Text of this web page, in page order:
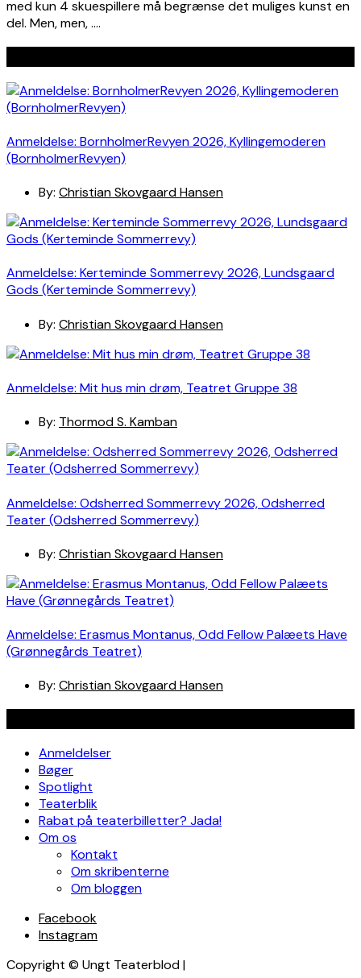
med kun 4 skuespillere må begrænse det muliges kunst en
del. Men, men, ….
Anmeldelse: BornholmerRevyen 2026, Kyllingemoderen
(BornholmerRevyen)
By: Christian Skovgaard Hansen
Anmeldelse: Kerteminde Sommerrevy 2026, Lundsgaard
Gods (Kerteminde Sommerrevy)
By: Christian Skovgaard Hansen
Anmeldelse: Mit hus min drøm, Teatret Gruppe 38
By: Thormod S. Kamban
Anmeldelse: Odsherred Sommerrevy 2026, Odsherred
Teater (Odsherred Sommerrevy)
By: Christian Skovgaard Hansen
Anmeldelse: Erasmus Montanus, Odd Fellow Palæets Have
(Grønnegårds Teatret)
By: Christian Skovgaard Hansen
Anmeldelser
Bøger
Spotlight
Teaterblik
Rabat på teaterbilletter? Jada!
Om os
Kontakt
Om skribenterne
Om bloggen
Facebook
Instagram
Copyright © Ungt Teaterblod |